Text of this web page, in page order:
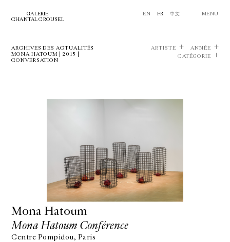
GALERIE
CHANTAL CROUSEL
EN FR 中文 MENU
ARCHIVES DES ACTUALITÉS
MONA HATOUM | 2015 |
CONVERSATION
ARTISTE
ANNÉE
CATÉGORIE
Mona Hatoum
Mona Hatoum Conférence
Centre Pompidou, Paris